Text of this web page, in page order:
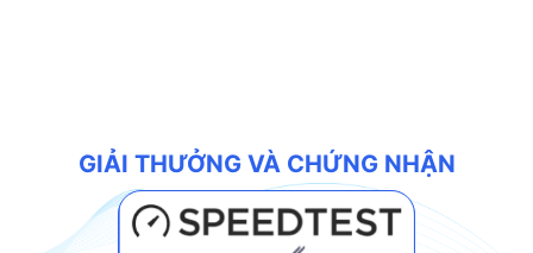
GIẢI THƯỞNG VÀ CHỨNG NHẬN